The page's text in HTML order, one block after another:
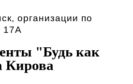
организации по
17А
"Будь как
Кирова